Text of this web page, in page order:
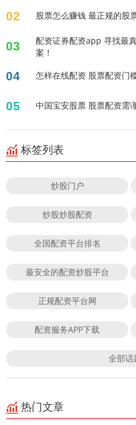
02 股票怎么赚钱 最正规的股
03
配资证券配资app 寻找最
案！
04 怎样在线配资 股票配资门
05 中国宝安股票 股票配资需
标签列表
炒股门户
炒股炒股配资
全国配资平台排名
最安全的配资炒股平台
正规配资平台网
配资服务APP下载
全部话
热门文章